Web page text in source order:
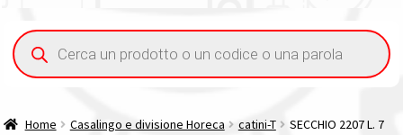
Chi siamo
Ricerca
prodotti
Home Casalingo e divisione Horeca catini-T
SECCHIO 2207 L. 7